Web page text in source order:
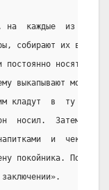
на  каждые  из
собирают их в
постоянно носят
выкапывают могилу
кладут  в  ту  же
носил.  Затем
и  чеканную
покойника. После